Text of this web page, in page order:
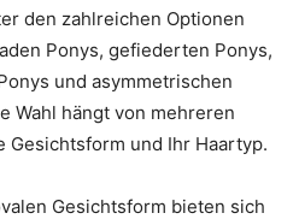
den zahlreichen Optionen
Ponys, gefiederten Ponys,
und asymmetrischen
Wahl hängt von mehreren
Gesichtsform und Ihr Haartyp.
Gesichtsform bieten sich